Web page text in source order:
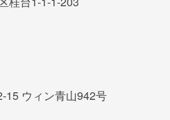
15 ウィン青山942号